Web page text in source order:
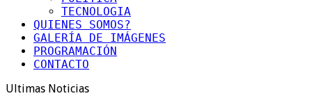
TECNOLOGIA
QUIENES SOMOS?
GALERÍA DE IMÁGENES
PROGRAMACIÓN
CONTACTO
Ultimas Noticias